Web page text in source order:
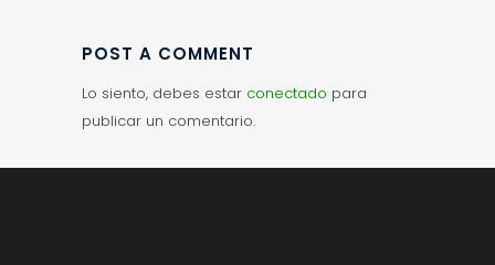
POST A COMMENT
Lo siento, debes estar conectado para
publicar un comentario.